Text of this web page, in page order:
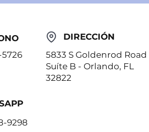
5726
DIRECCIÓN
5833 S Goldenrod Road
Suíte B - Orlando, FL
32822
9298